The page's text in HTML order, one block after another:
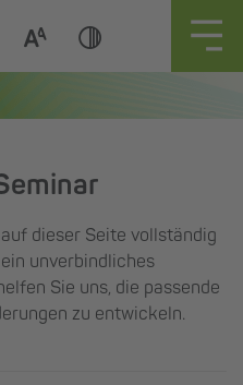
dieser Seite vollständig
unverbindliches
Sie uns, die passende
zu entwickeln.